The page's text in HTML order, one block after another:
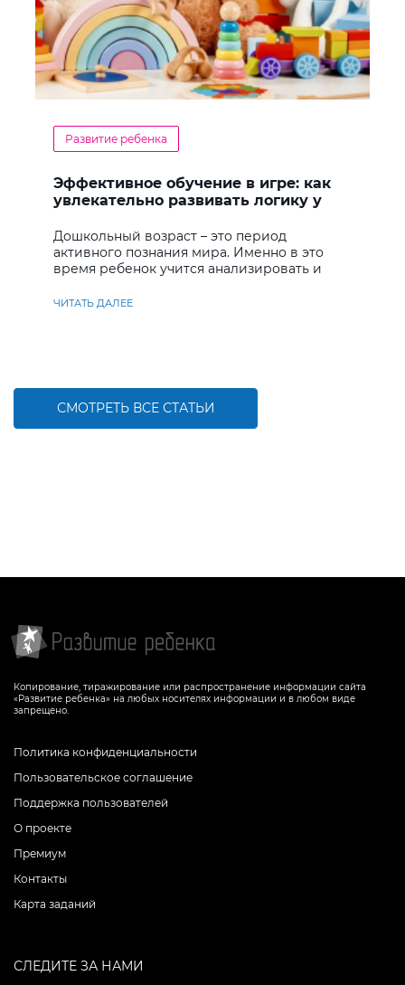
Развитие ребенка
Эффективное обучение в игре: как
увлекательно развивать логику у
Дошкольный возраст – это период
активного познания мира. Именно в это
время ребенок учится анализировать и
ЧИТАТЬ ДАЛЕЕ
СМОТРЕТЬ ВСЕ СТАТЬИ
Копирование, тиражирование или распространение информации сайта
«Развитие ребенка» на любых носителях информации и в любом виде
запрещено.
Политика конфиденциальности
Пользовательское соглашение
Поддержка пользователей
О проекте
Премиум
Контакты
Карта заданий
СЛЕДИТЕ ЗА НАМИ